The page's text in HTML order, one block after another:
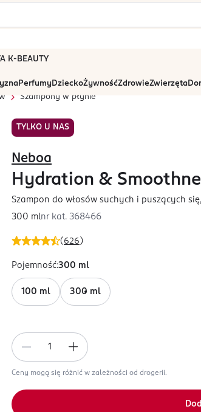
K-BEAUTY
PerfumyDzieckoŻywnośćZdrowieZwierzęta
Szampony w płynie
TYLKO U NAS
( 626 )
Neboa
Hydration &
Szampon do włosów suchych i puszących
300 mlnr kat. 368466
Pojemność:300 ml
100 ml 300 ml
Ceny mogą się różnić w zależności od drogerii.